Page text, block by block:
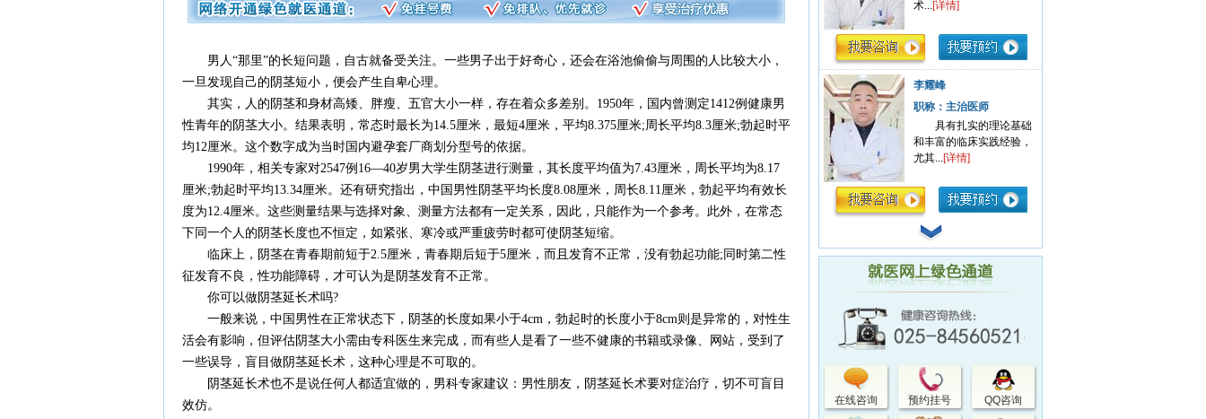
男人“那里”的长短问题，自古就备受关注。一些男子出于好奇心，还会在浴池偷偷与周围的人比较大小，
一旦发现自己的阴茎短小，便会产生自卑心理。
其实，人的阴茎和身材高矮、胖瘦、五官大小一样，存在着众多差别。1950年，国内曾测定1412例健康男
性青年的阴茎大小。结果表明，常态时最长为14.5厘米，最短4厘米，平均8.375厘米;周长平均8.3厘米;勃起时平
均12厘米。这个数字成为当时国内避孕套厂商划分型号的依据。
1990年，相关专家对2547例16—40岁男大学生阴茎进行测量，其长度平均值为7.43厘米，周长平均为8.17
厘米;勃起时平均13.34厘米。还有研究指出，中国男性阴茎平均长度8.08厘米，周长8.11厘米，勃起平均有效长
度为12.4厘米。这些测量结果与选择对象、测量方法都有一定关系，因此，只能作为一个参考。此外，在常态
下同一个人的阴茎长度也不恒定，如紧张、寒冷或严重疲劳时都可使阴茎短缩。
临床上，阴茎在青春期前短于2.5厘米，青春期后短于5厘米，而且发育不正常，没有勃起功能;同时第二性
征发育不良，性功能障碍，才可认为是阴茎发育不正常。
你可以做阴茎延长术吗?
一般来说，中国男性在正常状态下，阴茎的长度如果小于4cm，勃起时的长度小于8cm则是异常的，对性生
活会有影响，但评估阴茎大小需由专科医生来完成，而有些人是看了一些不健康的书籍或录像、网站，受到了
一些误导，盲目做阴茎延长术，这种心理是不可取的。
阴茎延长术也不是说任何人都适宜做的，男科专家建议：男性朋友，阴茎延长术要对症治疗，切不可盲目
效仿。
术...[详情]
李耀峰
职称：主治医师
具有扎实的理论基础
和丰富的临床实践经验，
尤其...[详情]
吴亮
职称：主治医师
从事泌尿临床工作三
十余年，擅长男性泌尿系
统各....[详情]
谭伟明
职称：学科带头人
在线咨询 预约挂号 QQ咨询